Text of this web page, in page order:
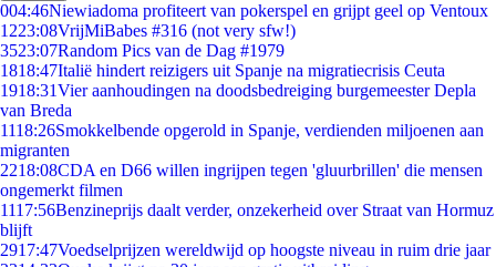
004:46Niewiadoma profiteert van pokerspel en grijpt geel op Ventoux
1223:08VrijMiBabes #316 (not very sfw!)
3523:07Random Pics van de Dag #1979
1818:47Italië hindert reizigers uit Spanje na migratiecrisis Ceuta
1918:31Vier aanhoudingen na doodsbedreiging burgemeester Depla
van Breda
1118:26Smokkelbende opgerold in Spanje, verdienden miljoenen aan
migranten
2218:08CDA en D66 willen ingrijpen tegen 'gluurbrillen' die mensen
ongemerkt filmen
1117:56Benzineprijs daalt verder, onzekerheid over Straat van Hormuz
blijft
2917:47Voedselprijzen wereldwijd op hoogste niveau in ruim drie jaar